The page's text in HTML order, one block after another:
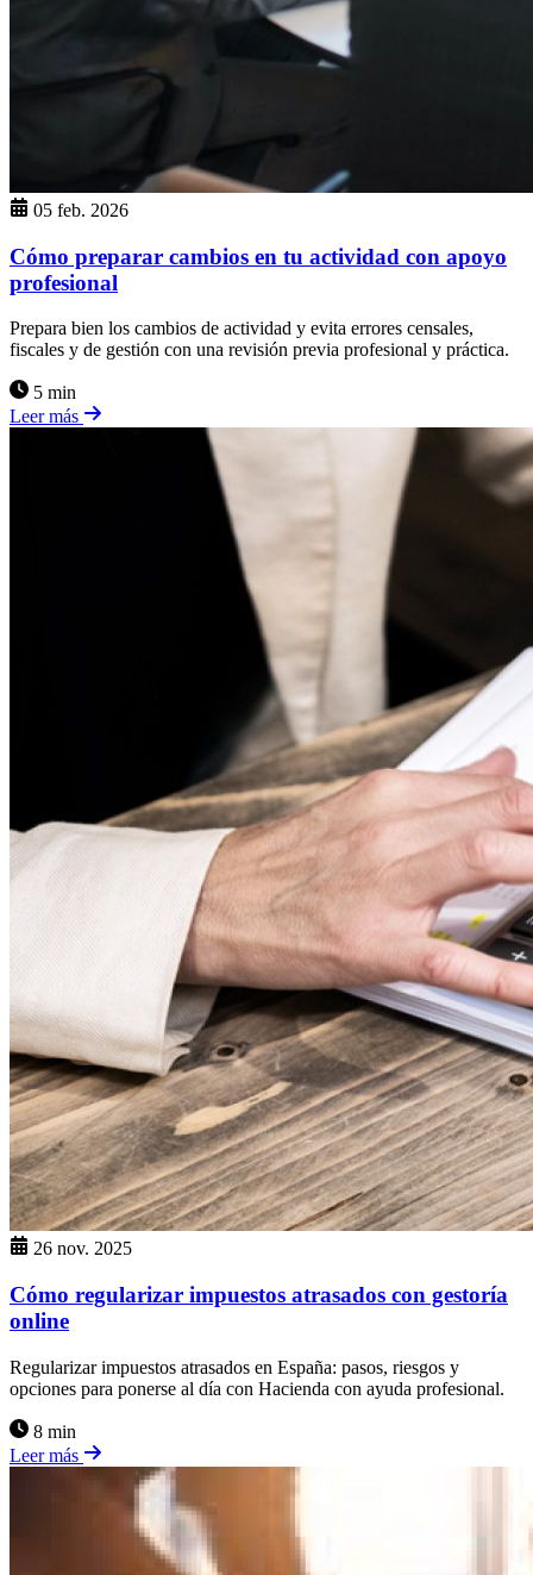
05 feb. 2026
Cómo preparar cambios en tu actividad con apoyo
profesional
Prepara bien los cambios de actividad y evita errores censales,
fiscales y de gestión con una revisión previa profesional y práctica.
5 min
Leer más
26 nov. 2025
Cómo regularizar impuestos atrasados con gestoría
online
Regularizar impuestos atrasados en España: pasos, riesgos y
opciones para ponerse al día con Hacienda con ayuda profesional.
8 min
Leer más